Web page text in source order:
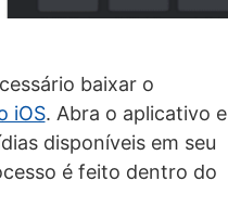
baixar o
iOS. Abra o aplicativo e
disponíveis em seu
é feito dentro do